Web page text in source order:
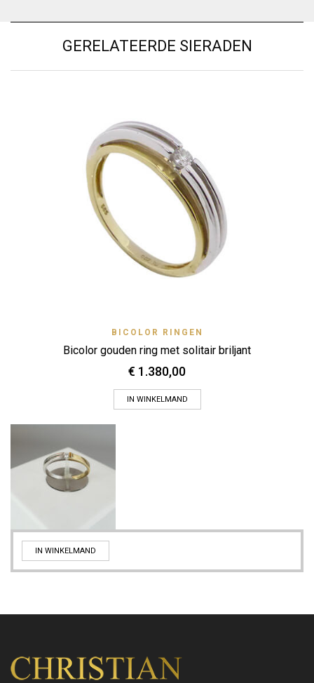
GERELATEERDE SIERADEN
BICOLOR RINGEN
Bicolor gouden ring met solitair briljant
€ 1.380,00
IN WINKELMAND
IN WINKELMAND